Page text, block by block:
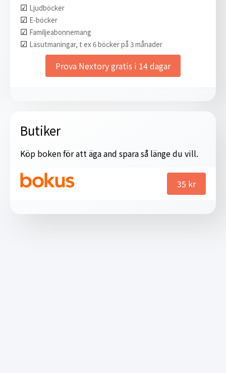
☑︎ Ljudböcker
☑︎ E-böcker
☑︎ Familjeabonnemang
☑︎ Läsutmaningar, t ex 6 böcker på 3 månader
Prova Nextory gratis i 14 dagar
Butiker
Köp boken för att äga and spara så länge du vill.
35 kr